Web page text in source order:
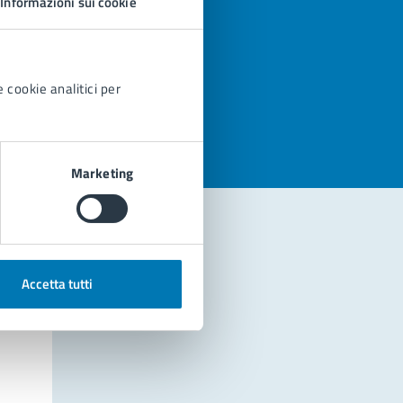
cookie analitici per
Marketing
Accetta tutti